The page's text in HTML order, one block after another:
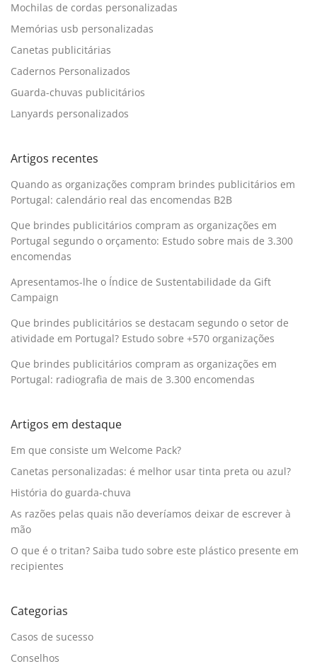
Mochilas de cordas personalizadas
Memórias usb personalizadas
Canetas publicitárias
Cadernos Personalizados
Guarda-chuvas publicitários
Lanyards personalizados
Artigos recentes
Quando as organizações compram brindes publicitários em
Portugal: calendário real das encomendas B2B
Que brindes publicitários compram as organizações em
Portugal segundo o orçamento: Estudo sobre mais de 3.300
encomendas
Apresentamos-lhe o Índice de Sustentabilidade da Gift
Campaign
Que brindes publicitários se destacam segundo o setor de
atividade em Portugal? Estudo sobre +570 organizações
Que brindes publicitários compram as organizações em
Portugal: radiografia de mais de 3.300 encomendas
Artigos em destaque
Em que consiste um Welcome Pack?
Canetas personalizadas: é melhor usar tinta preta ou azul?
História do guarda-chuva
As razões pelas quais não deveríamos deixar de escrever à
mão
O que é o tritan? Saiba tudo sobre este plástico presente em
recipientes
Categorias
Casos de sucesso
Conselhos